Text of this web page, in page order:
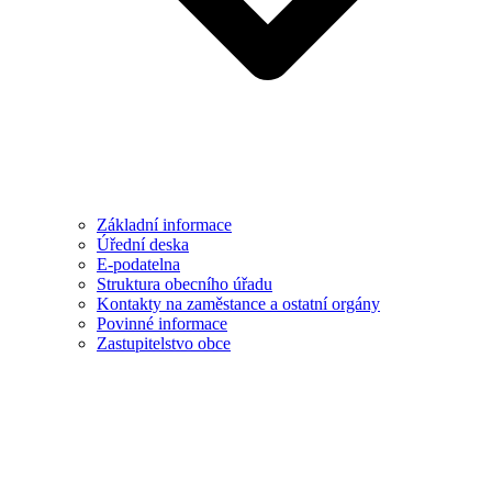
Základní informace
Úřední deska
E-podatelna
Struktura obecního úřadu
Kontakty na zaměstance a ostatní orgány
Povinné informace
Zastupitelstvo obce